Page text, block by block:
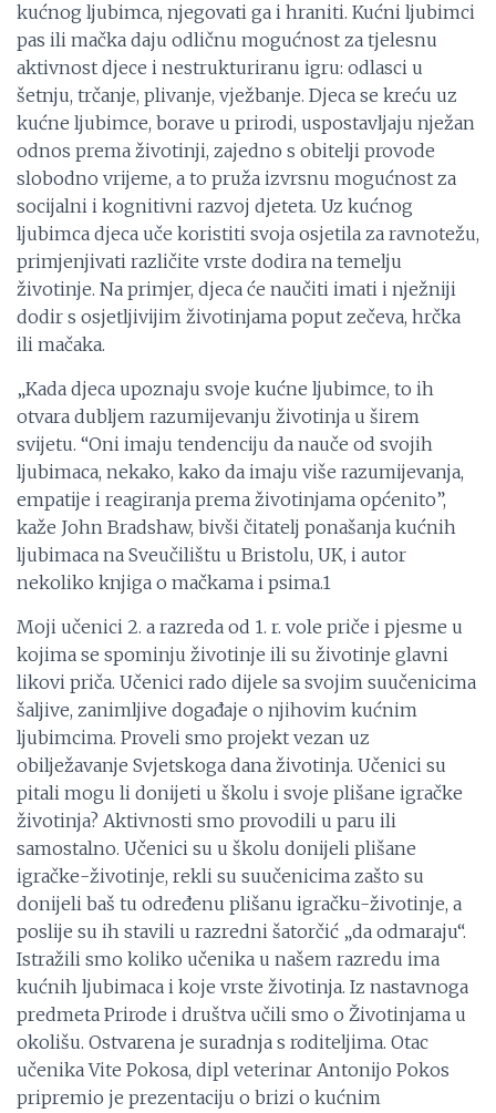
kućnog ljubimca, njegovati ga i hraniti. Kućni ljubimci
pas ili mačka daju odličnu mogućnost za tjelesnu
aktivnost djece i nestrukturiranu igru: odlasci u
šetnju, trčanje, plivanje, vježbanje. Djeca se kreću uz
kućne ljubimce, borave u prirodi, uspostavljaju nježan
odnos prema životinji, zajedno s obitelji provode
slobodno vrijeme, a to pruža izvrsnu mogućnost za
socijalni i kognitivni razvoj djeteta. Uz kućnog
ljubimca djeca uče koristiti svoja osjetila za ravnotežu,
primjenjivati različite vrste dodira na temelju
životinje. Na primjer, djeca će naučiti imati i nježniji
dodir s osjetljivijim životinjama poput zečeva, hrčka
ili mačaka.
„Kada djeca upoznaju svoje kućne ljubimce, to ih
otvara dubljem razumijevanju životinja u širem
svijetu. “Oni imaju tendenciju da nauče od svojih
ljubimaca, nekako, kako da imaju više razumijevanja,
empatije i reagiranja prema životinjama općenito”,
kaže John Bradshaw, bivši čitatelj ponašanja kućnih
ljubimaca na Sveučilištu u Bristolu, UK, i autor
nekoliko knjiga o mačkama i psima.1
Moji učenici 2. a razreda od 1. r. vole priče i pjesme u
kojima se spominju životinje ili su životinje glavni
likovi priča. Učenici rado dijele sa svojim suučenicima
šaljive, zanimljive događaje o njihovim kućnim
ljubimcima. Proveli smo projekt vezan uz
obilježavanje Svjetskoga dana životinja. Učenici su
pitali mogu li donijeti u školu i svoje plišane igračke
životinja? Aktivnosti smo provodili u paru ili
samostalno. Učenici su u školu donijeli plišane
igračke-životinje, rekli su suučenicima zašto su
donijeli baš tu određenu plišanu igračku-životinje, a
poslije su ih stavili u razredni šatorčić „da odmaraju“.
Istražili smo koliko učenika u našem razredu ima
kućnih ljubimaca i koje vrste životinja. Iz nastavnoga
predmeta Prirode i društva učili smo o Životinjama u
okolišu. Ostvarena je suradnja s roditeljima. Otac
učenika Vite Pokosa, dipl veterinar Antonijo Pokos
pripremio je prezentaciju o brizi o kućnim